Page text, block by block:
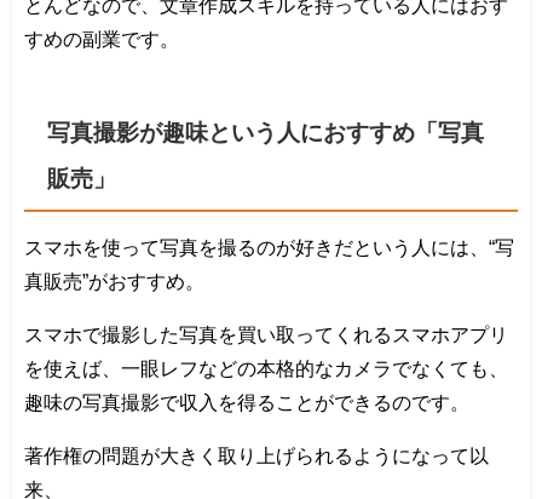
とんどなので、文章作成スキルを持っている人にはおす
すめの副業です。
写真撮影が趣味という人におすすめ「写真
販売」
スマホを使って写真を撮るのが好きだという人には、“写
真販売”がおすすめ。
スマホで撮影した写真を買い取ってくれるスマホアプリ
を使えば、一眼レフなどの本格的なカメラでなくても、
趣味の写真撮影で収入を得ることができるのです。
著作権の問題が大きく取り上げられるようになって以
来、